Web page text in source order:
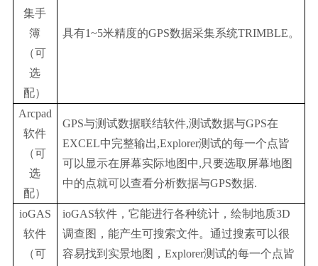
集手
簿
（可
选
配）
具有1~5米精度的GPS数据采集系统TRIMBLE。
Arcpad
软件
（可
选
配）
GPS与测试数据联结软件,测试数据与GPS在
EXCEL中完整输出,Explorer测试的每一个点皆
可以显示在屏幕实际地图中,只要选取屏幕地图
中的点就可以查看分析数据与GPS数据.
ioGAS
软件
（可
ioGAS软件，它能进行各种统计，绘制地质3D
调查图，能产生可搜索文件。通过搜素可以很
容易找到实景地图，Explorer测试的每一个点皆